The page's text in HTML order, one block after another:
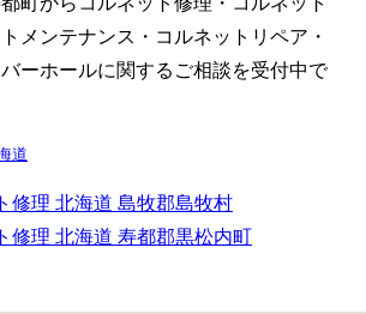
メンテナンス・コルネットリペア・
ーホールに関するご相談を受付中で
道
修理 北海道 島牧郡島牧村
修理 北海道 寿都郡黒松内町